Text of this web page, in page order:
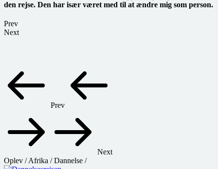
den rejse. Den har især været med til at ændre mig som person.
Prev
Next
Prev
Next
Oplev /Afrika /Dannelse /